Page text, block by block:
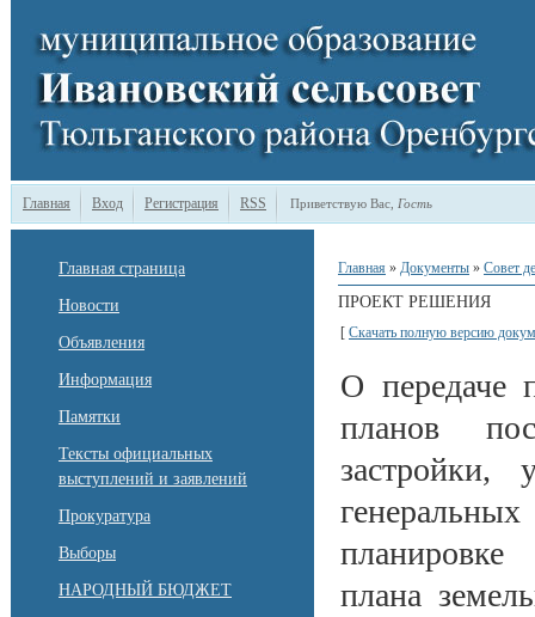
Главная Вход Регистрация RSS Приветствую Вас Гость
Главная страница
Новости
Объявления
Информация
Памятки
Тексты официальных
выступлений и заявлений
Прокуратура
Выборы
НАРОДНЫЙ БЮДЖЕТ
Главная » Документы » Совет
ПРОЕКТ РЕШЕНИЯ
[ Скачать полную версию
О передаче
планов
застройки,
планировке
плана